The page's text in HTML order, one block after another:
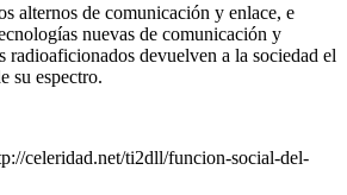
alternos de comunicación y enlace, e
nuevas de comunicación y
radioaficionados devuelven a la sociedad el
su espectro.
celeridad.net/ti2dll/funcion-social-del-